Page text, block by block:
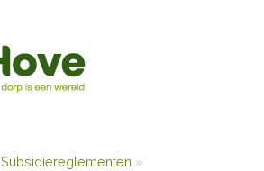
Subsidiereglementen »